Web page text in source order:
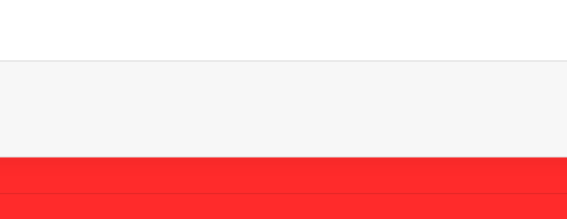
شكوى الهلال..
بسبب “الصفر